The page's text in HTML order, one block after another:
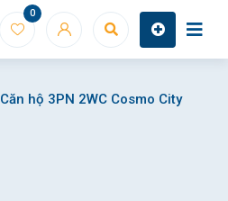
0
Căn hộ 3PN 2WC Cosmo City